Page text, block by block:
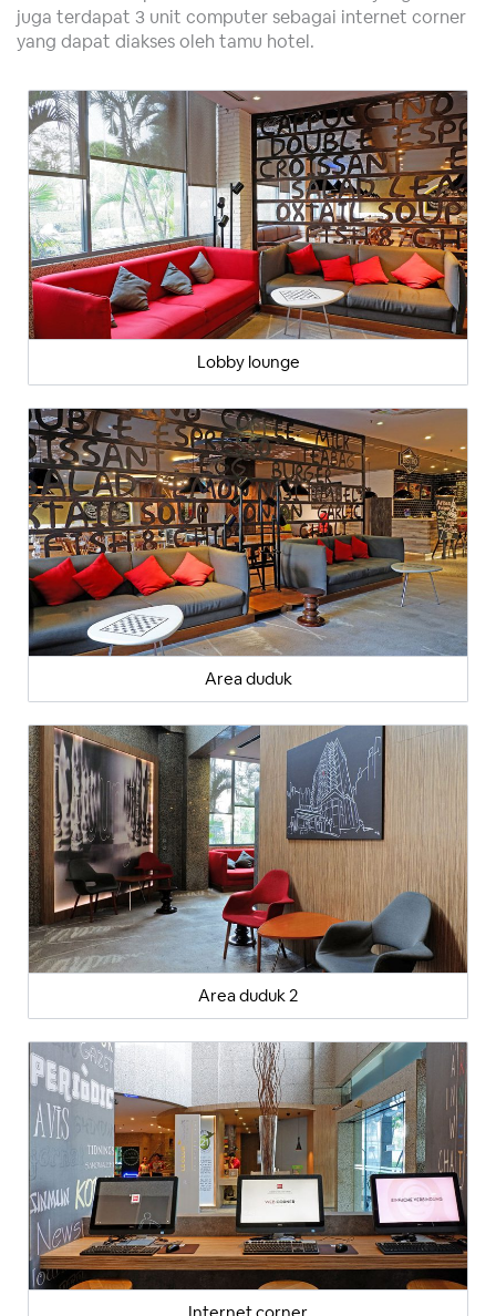
juga terdapat 3 unit computer sebagai internet corner
yang dapat diakses oleh tamu hotel.
Lobby lounge
Area duduk
Area duduk 2